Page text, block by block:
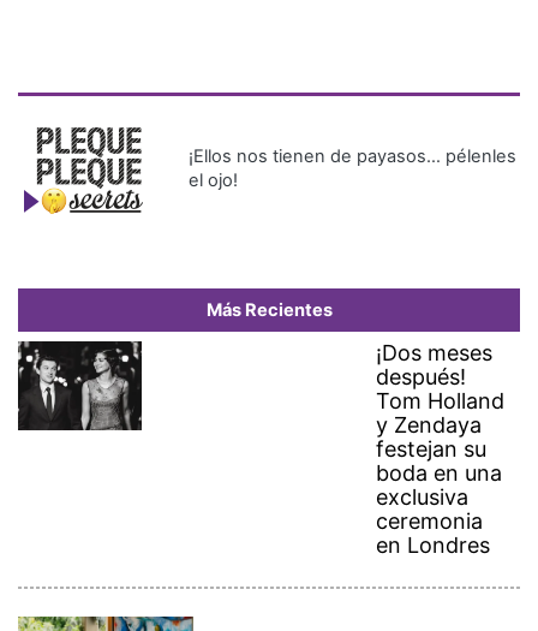
¡Ellos nos tienen de payasos… pélenles
el ojo!
Más Recientes
¡Dos meses
después!
Tom Holland
y Zendaya
festejan su
boda en una
exclusiva
ceremonia
en Londres